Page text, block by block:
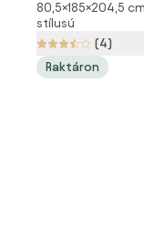
Ágyrács:
Matrac nélkül
80,5×185×204,5
stílusú
(4)
Raktáron